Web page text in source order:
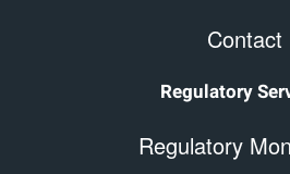
Contact
Regulatory
Regulatory